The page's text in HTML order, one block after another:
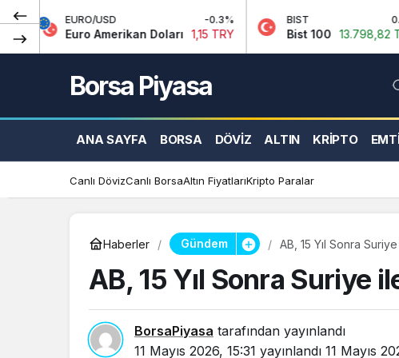
USD
Amerikan Doları 1,15 TRY
BIST
Bist 100 13.798,82 TRY
Borsa Piyasa
ANA SAYFA BORSA DÖVIZ ALTIN KRIPTO
Canlı DövizCanlı BorsaAltın FiyatlarıKripto Paralar
Haberler Gündem AB, 15 Yıl Sonra
AB, 15 Yıl Sonra Suriye
BorsaPiyasa tarafından yayınlandı
11 Mayıs 2026, 15:31 yayınlandı 11 Mayıs